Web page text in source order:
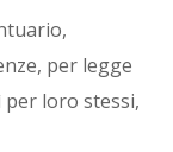
per legge
per loro stessi,